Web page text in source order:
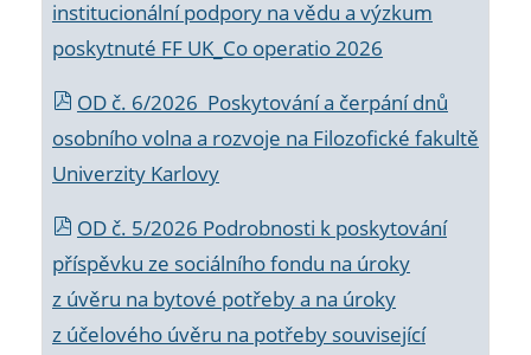
institucionální podpory na vědu a výzkum
poskytnuté FF UK_Co operatio 2026
OD č. 6/2026 Poskytování a čerpání dnů
osobního volna a rozvoje na Filozofické fakultě
Univerzity Karlovy
OD č. 5/2026 Podrobnosti k poskytování
příspěvku ze sociálního fondu na úroky
z úvěru na bytové potřeby a na úroky
z účelového úvěru na potřeby související